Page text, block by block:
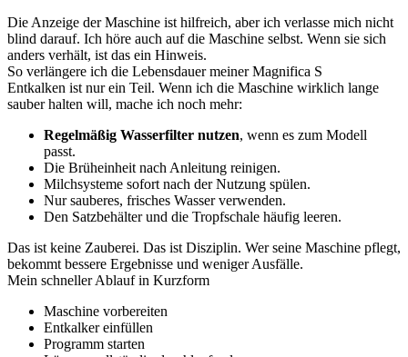
Die Anzeige der Maschine ist hilfreich, aber ich verlasse mich nicht
blind darauf. Ich höre auch auf die Maschine selbst. Wenn sie sich
anders verhält, ist das ein Hinweis.
So verlängere ich die Lebensdauer meiner Magnifica S
Entkalken ist nur ein Teil. Wenn ich die Maschine wirklich lange
sauber halten will, mache ich noch mehr:
Regelmäßig Wasserfilter nutzen, wenn es zum Modell
passt.
Die Brüheinheit nach Anleitung reinigen.
Milchsysteme sofort nach der Nutzung spülen.
Nur sauberes, frisches Wasser verwenden.
Den Satzbehälter und die Tropfschale häufig leeren.
Das ist keine Zauberei. Das ist Disziplin. Wer seine Maschine pflegt,
bekommt bessere Ergebnisse und weniger Ausfälle.
Mein schneller Ablauf in Kurzform
Maschine vorbereiten
Entkalker einfüllen
Programm starten